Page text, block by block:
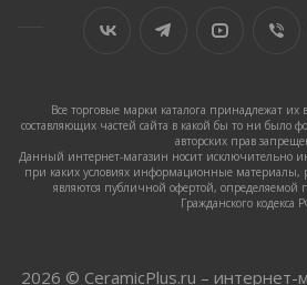
Все торговые марки каталога принадлежат
составляющих частей сайта в какой бы то ни было
авторских прав
Данный интернет-магазин носит исключительно
при каких условиях информационные материалы,
являются публичной офертой,
Гражданского кодекса
2026 © CeramicPlus.ru – интернет-